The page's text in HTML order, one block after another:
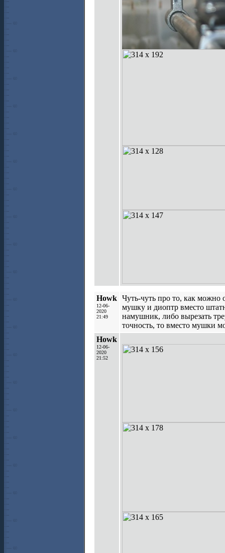
Howk
12-06-
2020
21:49
Чуть-чуть про то, как можно
мушку и диоптр вместо
намушник, либо вырезать
точность, то вместо мушки
Howk
12-06-
2020
21:52